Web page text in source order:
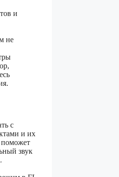
и
не
с
и их
звук